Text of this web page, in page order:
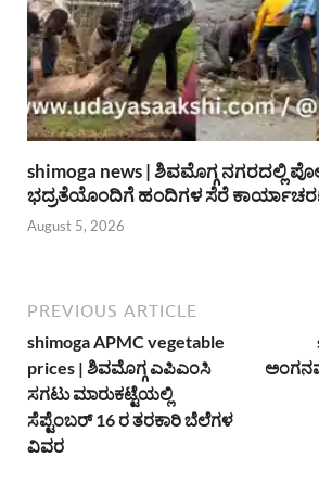
shimoga news | ಶಿವಮೊಗ್ಗ ನಗರದಲ್ಲಿ
ಭದ್ರತೆಯೊಂದಿಗೆ ಹಂದಿಗಳ ಸೆರೆ
August 5, 2026
PREVIOUS ARTICLE
shimoga APMC vegetable
prices | ಶಿವಮೊಗ್ಗ ಎಪಿಎಂಸಿ
ಸಗಟು ಮಾರುಕಟ್ಟೆಯಲ್ಲಿ
ಸೆಪ್ಟೆಂಬರ್ 16 ರ ತರಕಾರಿ ಬೆಲೆಗಳ
ವಿವರ